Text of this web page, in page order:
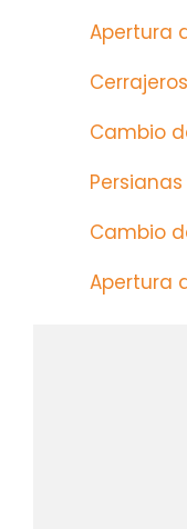
Apertura
Cambio
Cambio
Apertura